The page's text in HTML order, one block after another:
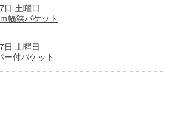
日 土曜日
幅狭バケット
日 土曜日
ー付バケット